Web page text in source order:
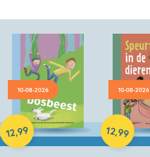
10-08-2026
12,99
Hardcover
10-08-2026
12,99
Hardcover